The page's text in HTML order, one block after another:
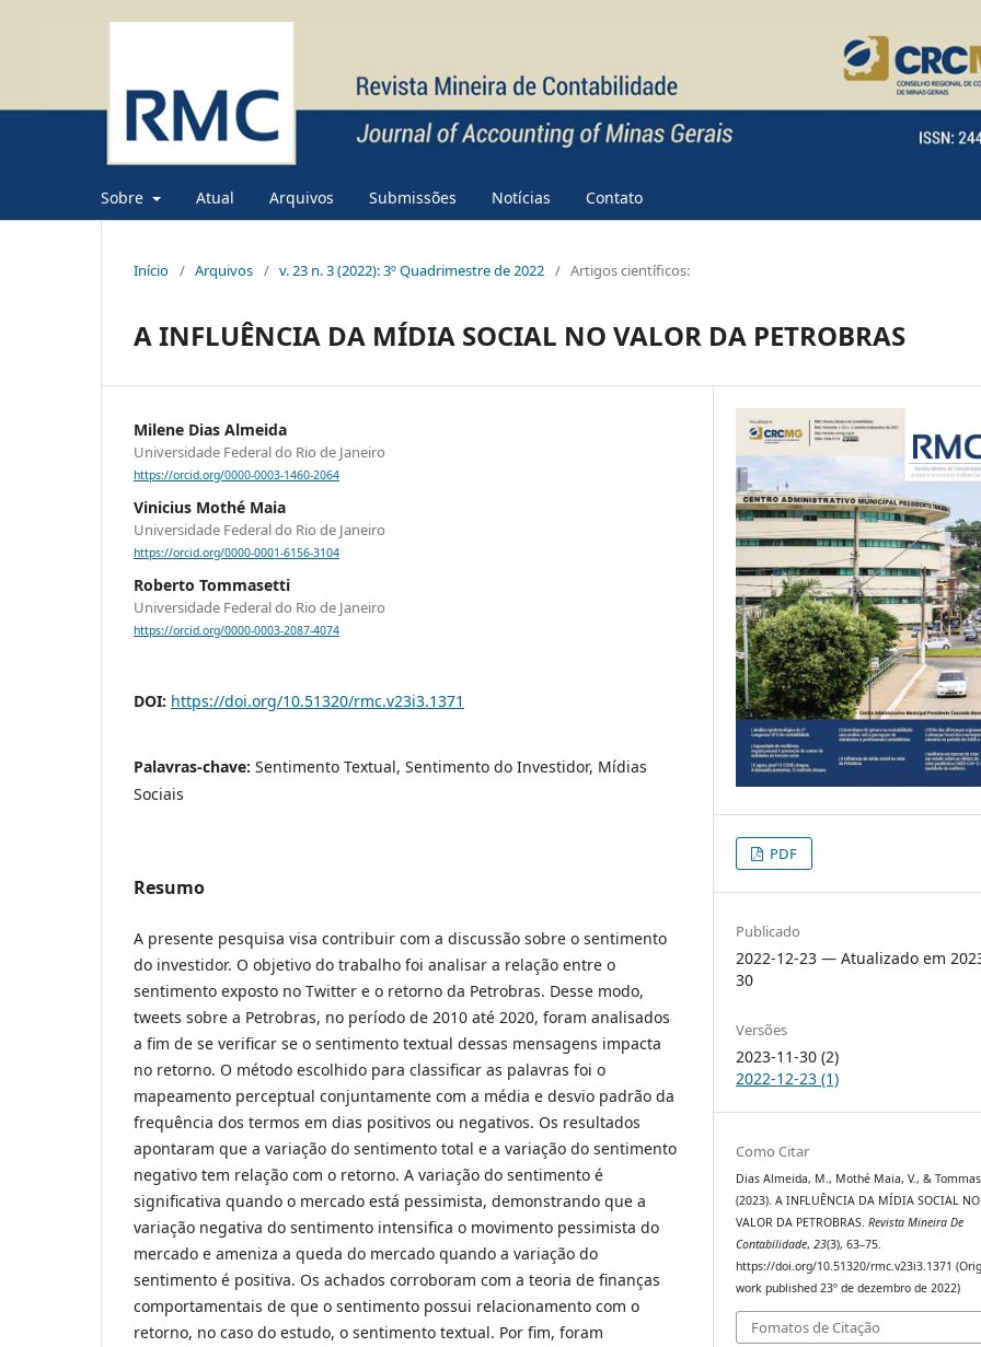
Sobre Atual Arquivos Submissões Notícias Contato
Início / Arquivos / v. 23 n. 3 (2022): 3º Quadrimestre de 2022 / Artigos científicos:
A INFLUÊNCIA DA MÍDIA SOCIAL NO VALOR DA PETROBRAS
Milene Dias Almeida
Universidade Federal do Rio de Janeiro
https://orcid.org/0000-0003-1460-2064
Vinicius Mothé Maia
Universidade Federal do Rio de Janeiro
https://orcid.org/0000-0001-6156-3104
Roberto Tommasetti
Universidade Federal do Rio de Janeiro
https://orcid.org/0000-0003-2087-4074
DOI: https://doi.org/10.51320/rmc.v23i3.1371
Palavras-chave: Sentimento Textual, Sentimento do Investidor, Mídias
Sociais
Resumo
A presente pesquisa visa contribuir com a discussão sobre o sentimento
do investidor. O objetivo do trabalho foi analisar a relação entre o
sentimento exposto no Twitter e o retorno da Petrobras. Desse modo,
tweets sobre a Petrobras, no período de 2010 até 2020, foram analisados
a fim de se verificar se o sentimento textual dessas mensagens impacta
no retorno. O método escolhido para classificar as palavras foi o
mapeamento perceptual conjuntamente com a média e desvio padrão da
frequência dos termos em dias positivos ou negativos. Os resultados
apontaram que a variação do sentimento total e a variação do sentimento
negativo tem relação com o retorno. A variação do sentimento é
significativa quando o mercado está pessimista, demonstrando que a
variação negativa do sentimento intensifica o movimento pessimista do
mercado e ameniza a queda do mercado quando a variação do
sentimento é positiva. Os achados corroboram com a teoria de finanças
comportamentais de que o sentimento possui relacionamento com o
retorno, no caso do estudo, o sentimento textual. Por fim, foram
PDF
Publicado
2022-12-23 — Atualizado em
30
Versões
2023-11-30 (2)
2022-12-23 (1)
Como Citar
Dias Almeida, M., Mothé Maia, V., &
(2023). A INFLUÊNCIA DA MÍDIA SOCIAL NO
VALOR DA PETROBRAS.Revista Mineira De
Contabilidade,23(3), 63–75.
https://doi.org/10.51320/rmc.v23i3.1371
work published 23º de dezembro de 2022)
Fomatos de Citação